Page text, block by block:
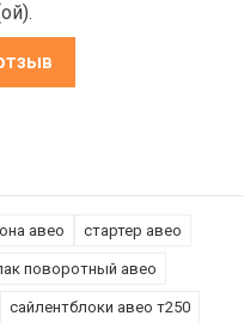
авео стартер авео
поворотный авео
сайлентблоки авео т250